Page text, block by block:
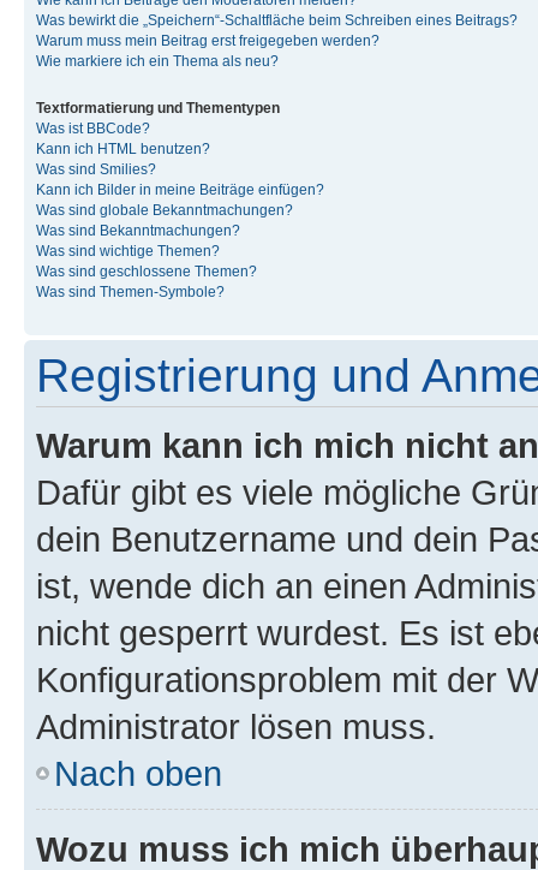
Was bewirkt die „Speichern“-Schaltfläche beim Schreiben eines Beitrags?
Warum muss mein Beitrag erst freigegeben werden?
Wie markiere ich ein Thema als neu?
Textformatierung und Thementypen
Was ist BBCode?
Kann ich HTML benutzen?
Was sind Smilies?
Kann ich Bilder in meine Beiträge einfügen?
Was sind globale Bekanntmachungen?
Was sind Bekanntmachungen?
Was sind wichtige Themen?
Was sind geschlossene Themen?
Was sind Themen-Symbole?
Registrierung und
Warum kann ich mich nicht
Dafür gibt es viele mögliche
dein Benutzername und dein
ist, wende dich an einen
nicht gesperrt wurdest. Es ist
Konfigurationsproblem mit der
Administrator lösen muss.
Nach oben
Wozu muss ich mich